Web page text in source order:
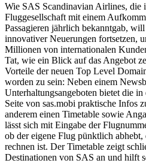
Wie SAS Scandinavian Airlines, die
Fluggesellschaft mit einem
Passagieren jährlich bekanntgab,
innovativer Neuerungen fortsetzen,
Millionen von internationalen
Tat, wie ein Blick auf das Angebot
Vorteile der neuen Top Level
worden zu sein: Neben einem
Unterhaltungsangeboten bietet die in
Seite von sas.mobi praktische Infos
anderem einen Timetable sowie
lässt sich mit Eingabe der
ob der eigene Flug pünktlich
rechnen ist. Der Timetable zeigt
Destinationen von SAS an und hilft